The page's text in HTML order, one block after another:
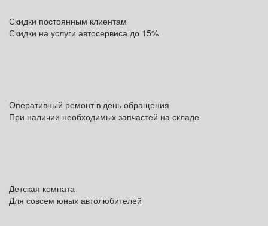
Скидки постоянным клиентам
Скидки на услуги автосервиса до 15%
Оперативный ремонт в день обращения
При наличии необходимых запчастей на складе
Детская комната
Для совсем юных автолюбителей